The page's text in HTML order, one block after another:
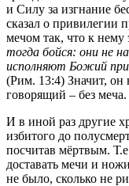
и Силу за изгнание
сказал о привилегии
мечом так, что к нему
тогда бойся: они не
исполняют Божий
(Рим. 13:4) Значит, он
говорящий – без меча.
И в иной раз другие
избитого до
посчитав мёртвым.
доставать мечи и
не было, сколько не